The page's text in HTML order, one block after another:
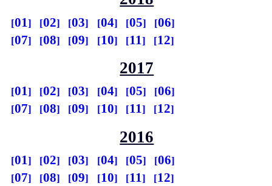
01 02 03 04 05
06
07
08 09 10 11 12
2017
01 02 03 04 05
06
07
08 09 10 11 12
2016
01 02 03 04 05
06
07
08 09 10 11 12